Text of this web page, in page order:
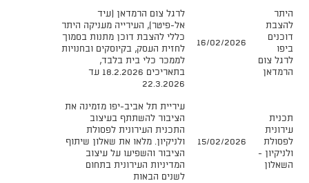
היתר
להצבת
דוכנים
ביפו
לרגל צום
הרמדאן
16/02/2026
לרגל צום הרמדאן (עיד
אל-פיטר), העירייה מעניקה היתר
כללי להצבת דוכן מתנות בסמוך
לחזית העסק, בקיוסקים ובחנויות
לממכר כלי בית בלבד,
בתאריכים 18.2.2026 עד
22.3.2026​
תכנית
עירונית
לפסולת
ולניקיון -
השאלון
15/02/2026
עיריית תל אביב-יפו מזמינה את
הציבור להשתתף בעיצוב
התכנית העירונית לפסולת
ולניקיון. מלאו את שאלון שיתוף
הציבור והשפיעו על עיצוב
המדיניות העירונית בתחום
לשנים הבאות​